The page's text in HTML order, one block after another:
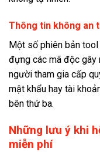
Thông tin không an
Một số phiên bản
đựng các mã độc gây
người tham gia cấp
mật khẩu hay tài
bên thứ ba.
Những lưu ý khi
miễn phí